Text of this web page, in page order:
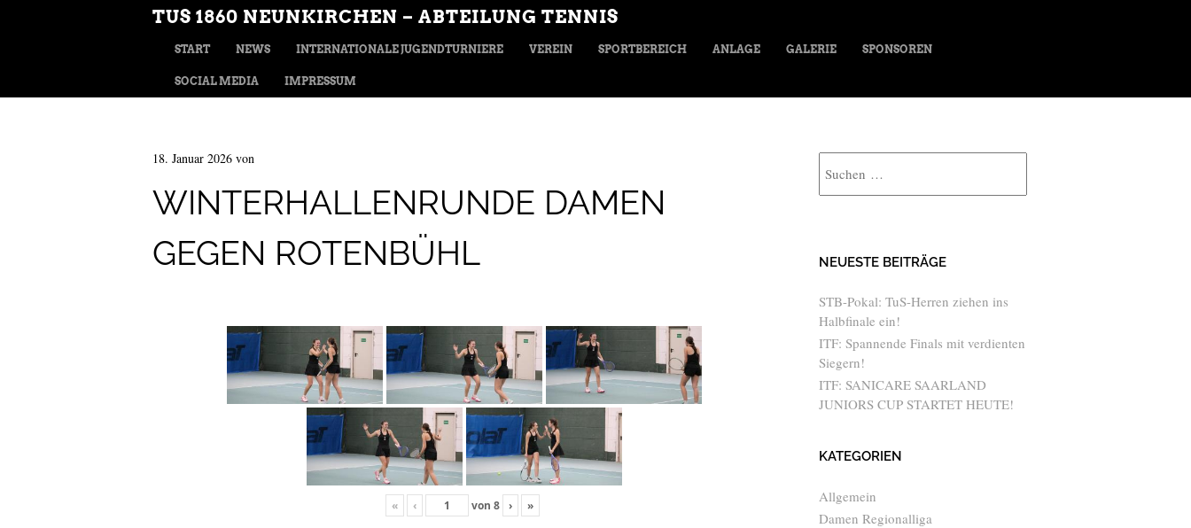
TUS 1860 NEUNKIRCHEN – ABTEILUNG TENNIS
MENÜ
ZUM INHALT SPRINGEN
START NEWS INTERNATIONALE JUGENDTURNIERE VEREIN SPORTBEREICH ANLAGE GALERIE SPONSOREN
SOCIAL MEDIA IMPRESSUM
18. Januar 2026 von
WINTERHALLENRUNDE DAMEN
GEGEN ROTENBÜHL
« ‹ von 8 › »
NEUESTE BEITRÄGE
STB-Pokal: TuS-Herren ziehen ins
Halbfinale ein!
ITF: Spannende Finals mit verdienten
Siegern!
ITF: SANICARE SAARLAND
JUNIORS CUP STARTET HEUTE!
KATEGORIEN
Allgemein
Damen Regionalliga